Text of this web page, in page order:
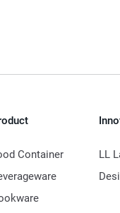
Container
LL